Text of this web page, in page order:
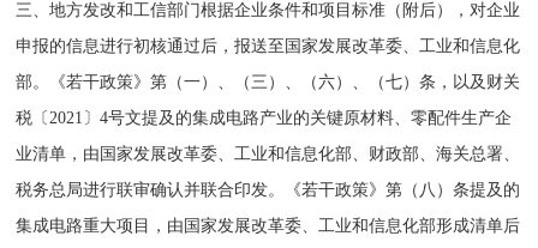
三、地方发改和工信部门根据企业条件和项目标准（附后），对企业
申报的信息进行初核通过后，报送至国家发展改革委、工业和信息化
部。《若干政策》第（一）、（三）、（六）、（七）条，以及财关
税〔2021〕4号文提及的集成电路产业的关键原材料、零配件生产企
业清单，由国家发展改革委、工业和信息化部、财政部、海关总署、
税务总局进行联审确认并联合印发。《若干政策》第（八）条提及的
集成电路重大项目，由国家发展改革委、工业和信息化部形成清单后